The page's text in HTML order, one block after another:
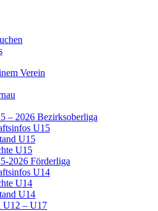
Verein
– 2026 Bezirksoberliga
U15
U15
U15
2026 Förderliga
U14
U14
U14
U12 – U17